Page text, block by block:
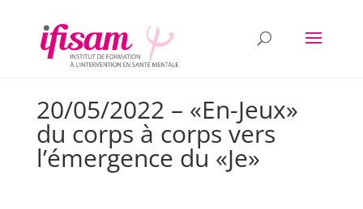
20/05/2022 – «En-Jeux»
du corps à corps vers
l’émergence du «Je»